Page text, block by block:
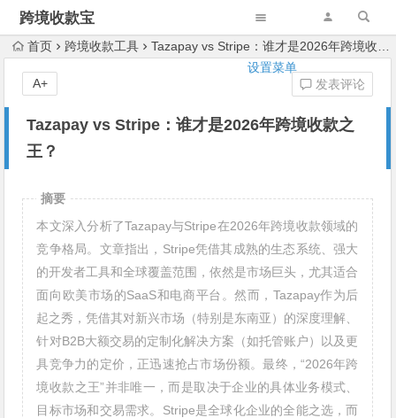
跨境收款宝
设置菜单
首页 跨境收款工具 Tazapay vs Stripe：谁才是2026年跨境收款之王？
Tazapay vs Stripe：谁才是2026年跨境收款之
王？
发表评论
A+
摘要
本文深入分析了Tazapay与Stripe在2026年跨境收款领域的
竞争格局。文章指出，Stripe凭借其成熟的生态系统、强大
的开发者工具和全球覆盖范围，依然是市场巨头，尤其适合
面向欧美市场的SaaS和电商平台。然而，Tazapay作为后
起之秀，凭借其对新兴市场（特别是东南亚）的深度理解、
针对B2B大额交易的定制化解决方案（如托管账户）以及更
具竞争力的定价，正迅速抢占市场份额。最终，“2026年跨
境收款之王”并非唯一，而是取决于企业的具体业务模式、
目标市场和交易需求。Stripe是全球化企业的全能之选，而